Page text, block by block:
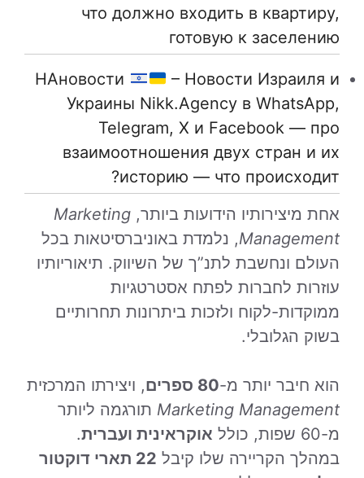
что должно входить в квартиру,
готовую к заселению
НАновости
– Новости Израиля и
Украины Nikk.Agency в WhatsApp,
Telegram, X и Facebook — про
взаимоотношения двух стран и их
историю — что происходит?
אחת מיצירותיו הידועות ביותר, Marketing
Management, נלמדת באוניברסיטאות בכל
העולם ונחשבת לתנ”ך של השיווק. תיאוריותיו
עוזרות לחברות לפתח אסטרטגיות
ממוקדות-לקוח ולזכות ביתרונות תחרותיים
בשוק הגלובלי.
הוא חיבר יותר מ-80 ספרים
, ויצירתו המרכזית
Marketing Management תורגמה ליותר
מ-60 שפות, כולל
אוקראינית ועברית.
במהלך הקריירה שלו קיבל
22 תארי דוקטור